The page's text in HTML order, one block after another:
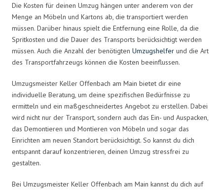
Die Kosten für deinen Umzug hängen unter anderem von der
Menge an Möbeln und Kartons ab, die transportiert werden
müssen. Darüber hinaus spielt die Entfernung eine Rolle, da die
Spritkosten und die Dauer des Transports berücksichtigt werden
müssen. Auch die Anzahl der benötigten Umzugshelfer und die Art
des Transportfahrzeugs können die Kosten beeinflussen.
Umzugsmeister Keller Offenbach am Main bietet dir eine
individuelle Beratung, um deine spezifischen Bedürfnisse zu
ermitteln und ein maßgeschneidertes Angebot zu erstellen. Dabei
wird nicht nur der Transport, sondern auch das Ein- und Auspacken,
das Demontieren und Montieren von Möbeln und sogar das
Einrichten am neuen Standort berücksichtigt. So kannst du dich
entspannt darauf konzentrieren, deinen Umzug stressfrei zu
gestalten.
Bei Umzugsmeister Keller Offenbach am Main kannst du dich auf